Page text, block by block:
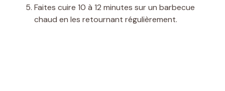
Faites cuire 10 à 12 minutes sur un barbecue
chaud en les retournant régulièrement.